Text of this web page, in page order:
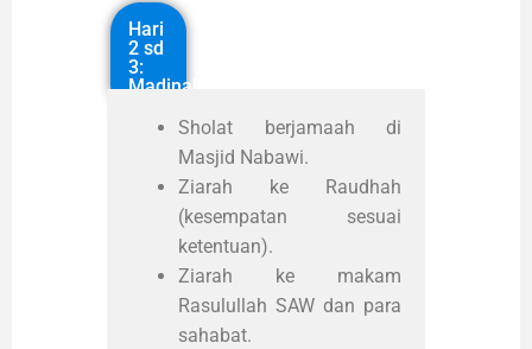
Hari
2 sd
3:
Madinah
Sholat berjamaah di
Masjid Nabawi.
Ziarah ke Raudhah
(kesempatan sesuai
ketentuan).
Ziarah ke makam
Rasulullah SAW dan para
sahabat.